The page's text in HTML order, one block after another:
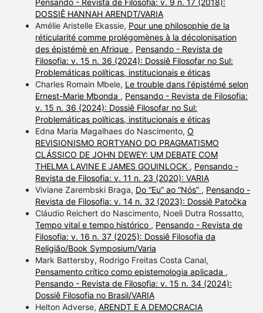
Pensando - Revista de Filosofia: v. 9 n. 17 (2018):
DOSSIÊ HANNAH ARENDT/VARIA
Amélie Aristelle Ekassie, Pour une philosophie de la
réticularité comme prolégomènes à la décolonisation
des épistémè en Afrique , Pensando - Revista de
Filosofia: v. 15 n. 36 (2024): Dossiê Filosofar no Sul:
Problemáticas políticas, institucionais e éticas
Charles Romain Mbele, Le trouble dans l'épistémé selon
Ernest-Marie Mbonda , Pensando - Revista de Filosofia:
v. 15 n. 36 (2024): Dossiê Filosofar no Sul:
Problemáticas políticas, institucionais e éticas
Edna Maria Magalhaes do Nascimento, O
REVISIONISMO RORTYANO DO PRAGMATISMO
CLÁSSICO DE JOHN DEWEY: UM DEBATE COM
THELMA LAVINE E JAMES GOUINLOCK , Pensando -
Revista de Filosofia: v. 11 n. 23 (2020): VARIA
Viviane Zarembski Braga, Do “Eu” ao “Nós” , Pensando -
Revista de Filosofia: v. 14 n. 32 (2023): Dossiê Patočka
Cláudio Reichert do Nascimento, Noeli Dutra Rossatto,
Tempo vital e tempo histórico , Pensando - Revista de
Filosofia: v. 16 n. 37 (2025): Dossiê Filosofia da
Religião/Book Symposium/Varia
Mark Battersby, Rodrigo Freitas Costa Canal,
Pensamento crítico como epistemologia aplicada ,
Pensando - Revista de Filosofia: v. 15 n. 34 (2024):
Dossiê Filosofia no Brasil/VARIA
Helton Adverse, ARENDT E A DEMOCRACIA